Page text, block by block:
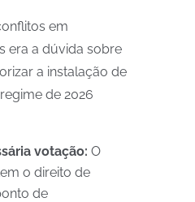
em
era a dúvida sobre
a instalação de
de 2026
votação: O
o direito de
de